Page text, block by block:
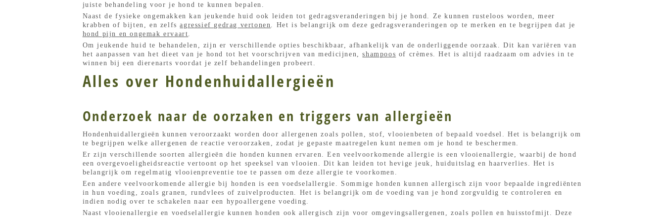
juiste behandeling voor je hond te kunnen bepalen.
Naast de fysieke ongemakken kan jeukende huid ook leiden tot gedragsveranderingen bij je hond. Ze kunnen rusteloos worden, meer
krabben of bijten, en zelfsagressief gedrag vertonen
. Het is belangrijk om deze gedragsveranderingen op te merken en te begrijpen dat je
hond pijn en ongemak ervaart
Om jeukende huid te behandelen, zijn er verschillende opties beschikbaar, afhankelijk van de onderliggende oorzaak. Dit kan variëren van
het aanpassen van het dieet van je hond tot het voorschrijven van medicijnen,shampoos of crèmes. Het is altijd raadzaam om advies in te
winnen bij een dierenarts voordat je zelf behandelingen probeert.
Alles over Hondenhuidallergieën
Onderzoek naar de oorzaken en triggers van allergieën
Hondenhuidallergieën kunnen veroorzaakt worden door allergenen zoals pollen, stof, vlooienbeten of bepaald voedsel. Het is belangrijk om
te begrijpen welke allergenen de reactie veroorzaken, zodat je gepaste maatregelen kunt nemen om je hond te beschermen.
Er zijn verschillende soorten allergieën die honden kunnen ervaren. Een veelvoorkomende allergie is een vlooienallergie, waarbij de hond
een overgevoeligheidsreactie vertoont op het speeksel van vlooien. Dit kan leiden tot hevige jeuk, huiduitslag en haarverlies. Het is
belangrijk om regelmatig vlooienpreventie toe te passen om deze allergie te voorkomen.
Een andere veelvoorkomende allergie bij honden is een voedselallergie. Sommige honden kunnen allergisch zijn voor bepaalde ingrediënten
in hun voeding, zoals granen, rundvlees of zuivelproducten. Het is belangrijk om de voeding van je hond zorgvuldig te controleren en
indien nodig over te schakelen naar een hypoallergene voeding.
Naast vlooienallergie en voedselallergie kunnen honden ook allergisch zijn voor omgevingsallergenen, zoals pollen en huisstofmijt. Deze